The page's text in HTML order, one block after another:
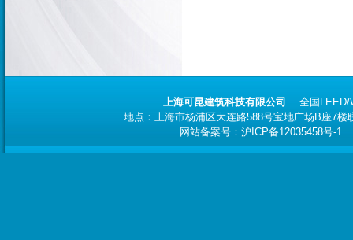
上海可昆建筑科技有限公司 全国 LEED/
地点：上海市杨浦区大连路588号宝地广场B座7
网站备案号： 沪ICP备12035458号-1